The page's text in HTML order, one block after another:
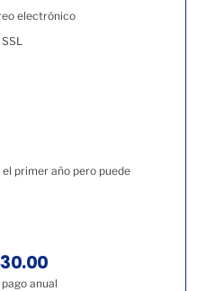
electrónico
primer año pero puede
anual